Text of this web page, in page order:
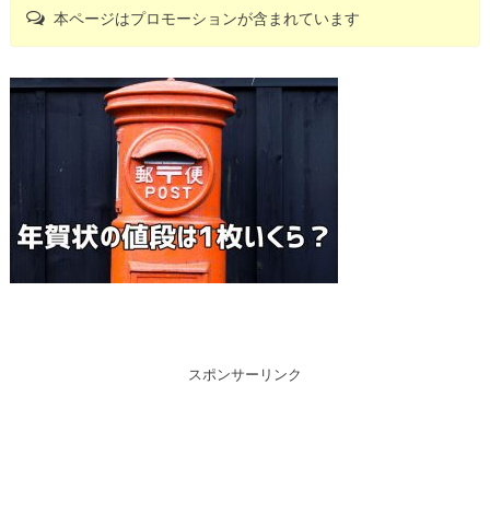
本ページはプロモーションが含まれています
スポンサーリンク